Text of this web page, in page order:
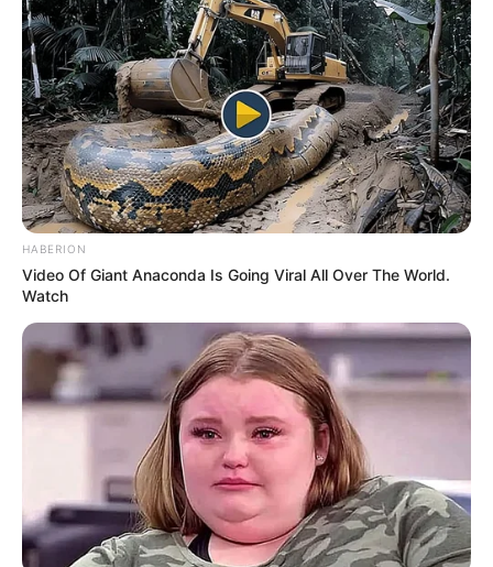
HABERION
Video Of Giant Anaconda Is Going Viral All Over The World.
Watch